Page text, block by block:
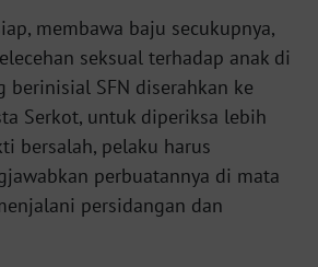
membawa baju secukupnya,
seksual terhadap anak di
berinisial SFN diserahkan ke
Serkot, untuk diperiksa lebih
bersalah, pelaku harus
perbuatannya di mata
persidangan dan